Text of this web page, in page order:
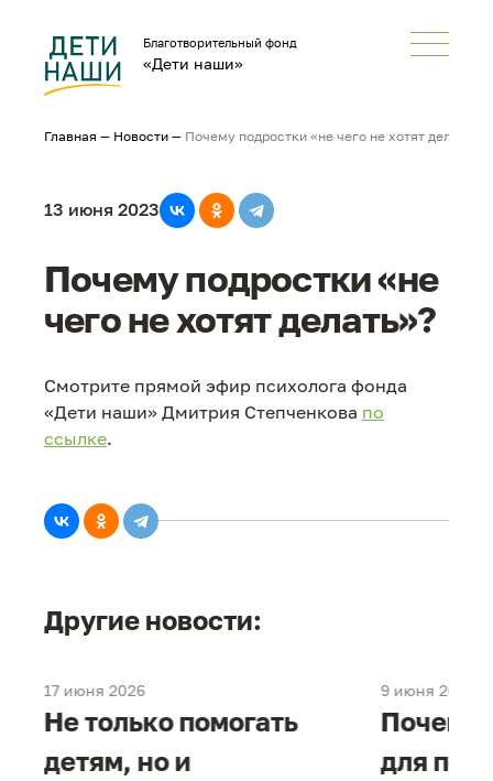
Благотворительный фонд
«Дети наши»
Главная — Новости — Почему подростки «не чего не хотят делать»?
13 июня 2023
Почему подростки «не
чего не хотят делать»?
Смотрите прямой эфир психолога фонда
«Дети наши» Дмитрия Степченкова по
ссылке.
Другие новости:
17 июня 2026
Не только помогать
детям, но и
9 июня 2026
Почему
для